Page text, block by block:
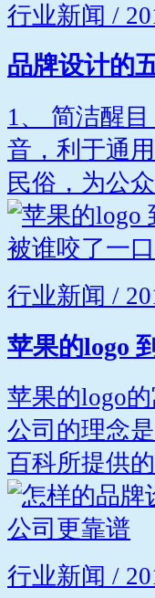
行业新闻 /
品牌设计的
1、 简洁醒
音，利于通
民俗，为公
行业新闻 /
苹果的logo
苹果的logo
公司的理念
百科所提供
行业新闻 /